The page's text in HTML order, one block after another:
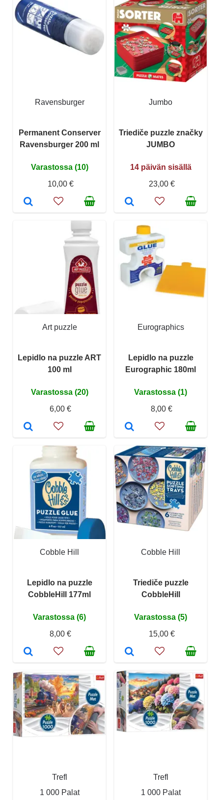
Ravensburger
Permanent Conserver
Ravensburger 200 ml
Varastossa (10)
10,00 €
Jumbo
Triediče puzzle značky
JUMBO
14 päivän sisällä
23,00 €
Art puzzle
Lepidlo na puzzle ART
100 ml
Varastossa (20)
6,00 €
Eurographics
Lepidlo na puzzle
Eurographic 180ml
Varastossa (1)
8,00 €
Cobble Hill
Lepidlo na puzzle
CobbleHill 177ml
Varastossa (6)
8,00 €
Cobble Hill
Triediče puzzle
CobbleHill
Varastossa (5)
15,00 €
Trefl
1 000 Palat
Trefl
1 000 Palat